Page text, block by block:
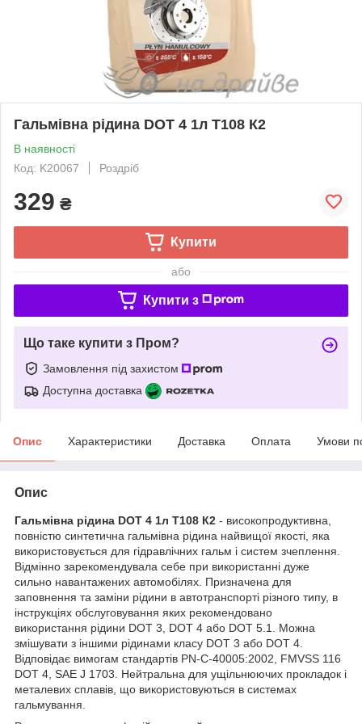
Гальмівна рідина DOT 4 1л T108 К2
В наявності
Код: K20067
Роздріб
329 ₴
Купити
або
Купити з
Що таке купити з Пром?
Замовлення під захистом
Доступна доставка
Опис Характеристики Доставка Оплата Умови
Опис
Гальмівна рідина DOT 4 1л T108 К2 - високопродуктивна,
повністю синтетична гальмівна рідина найвищої якості, яка
використовується для гідравлічних гальм і систем зчеплення.
Відмінно зарекомендувала себе при використанні дуже
сильно навантажених автомобілях. Призначена для
заповнення та заміни рідини в автотранспорті різного типу, в
інструкціях обслуговування яких рекомендовано
використання рідини DOT 3, DOT 4 або DOT 5.1. Можна
змішувати з іншими рідинами класу DOT 3 або DOT 4.
Відповідає вимогам стандартів PN-C-40005:2002, FMVSS 116
DOT 4, SAE J 1703. Нейтральна для ущільнюючих прокладок і
металевих сплавів, що використовуються в системах
гальмування.